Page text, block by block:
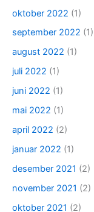
oktober 2022 (1)
september 2022 (1)
august 2022 (1)
juli 2022 (1)
juni 2022 (1)
mai 2022 (1)
april 2022 (2)
januar 2022 (1)
desember 2021 (2)
november 2021 (2)
oktober 2021 (2)